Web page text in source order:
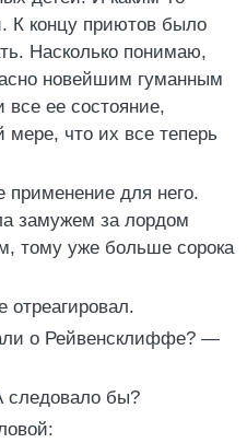
К концу приютов было
Насколько понимаю,
новейшим гуманным
ее состояние,
мере, что их все теперь
для него.
замужем за лордом
тому уже больше сорока
отреагировал.
о Рейвенсклиффе? —
бы?